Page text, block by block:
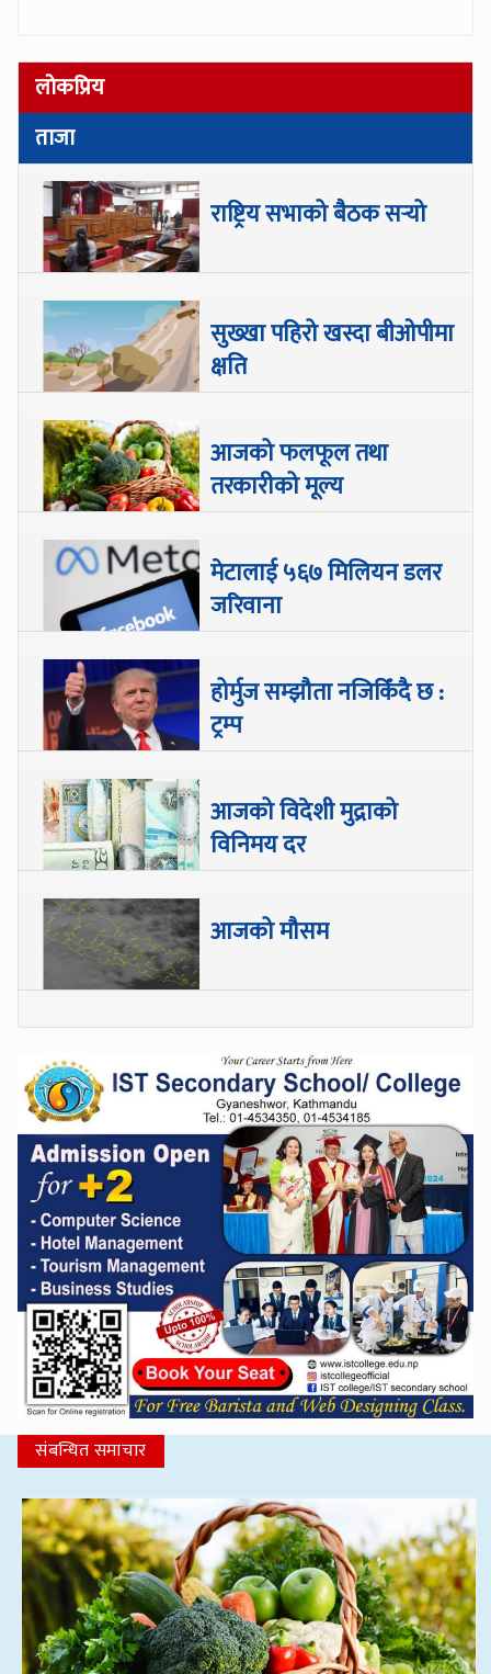
लोकप्रिय
ताजा
राष्ट्रिय सभाको बैठक सर्‍यो
सुख्खा पहिरो खस्दा बीओपीमा
क्षति
आजको फलफूल तथा
तरकारीको मूल्य
मेटालाई ५६७ मिलियन डलर
जरिवाना
होर्मुज सम्झौता नजिकिँदै छ :
ट्रम्प
आजको विदेशी मुद्राको
विनिमय दर
आजको मौसम
संबन्धित समाचार